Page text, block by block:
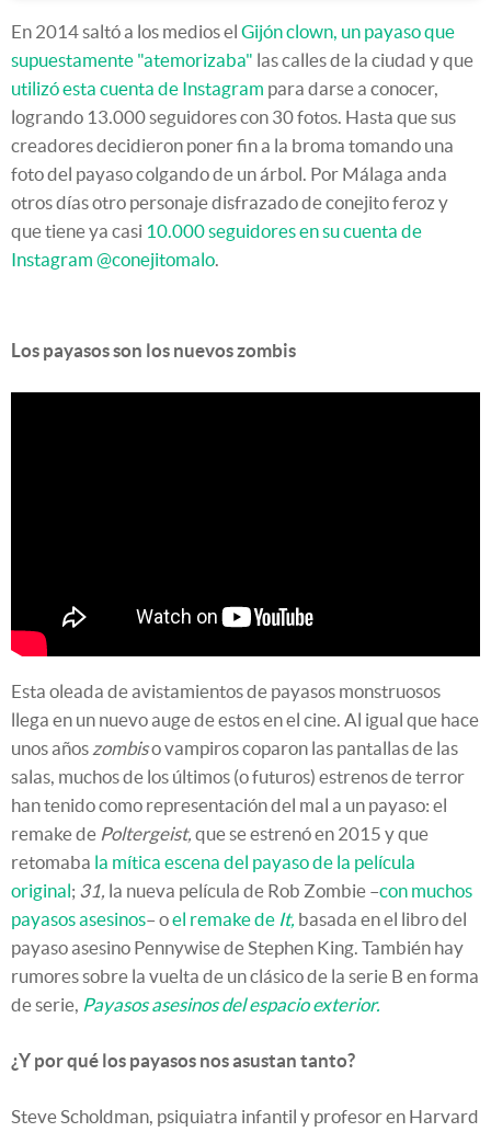
En 2014 saltó a los medios el Gijón clown, un payaso que
supuestamente "atemorizaba" las calles de la ciudad y que
utilizó esta cuenta de Instagram para darse a conocer,
logrando 13.000 seguidores con 30 fotos. Hasta que sus
creadores decidieron poner fin a la broma tomando una
foto del payaso colgando de un árbol. Por Málaga anda
otros días otro personaje disfrazado de conejito feroz y
que tiene ya casi 10.000 seguidores en su cuenta de
Instagram @conejitomalo
Los payasos son los nuevos zombis
Esta oleada de avistamientos de payasos monstruosos
llega en un nuevo auge de estos en el cine. Al igual que hace
unos años zombiso vampiros coparon las pantallas de las
salas, muchos de los últimos (o futuros) estrenos de terror
han tenido como representación del mal a un payaso: el
remake de Poltergeist, que se estrenó en 2015 y que
retomaba la mítica escena del payaso de la película
original; 31, la nueva película de Rob Zombie –con muchos
payasos asesinos– oel remake de It, basada en el libro del
payaso asesino Pennywise de Stephen King. También hay
rumores sobre la vuelta de un clásico de la serie B en forma
de serie, Payasos asesinos del espacio exterior.
¿Y por qué los payasos nos asustan tanto?
Steve Scholdman, psiquiatra infantil y profesor en Harvard